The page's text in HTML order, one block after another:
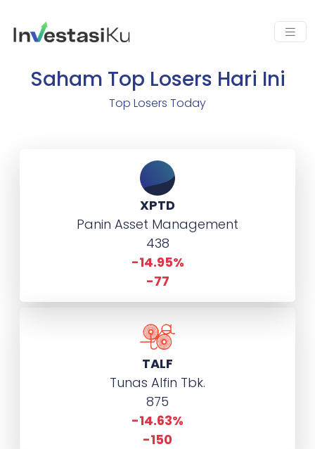
Saham Top Losers Hari Ini
Top Losers Today
XPTD
Panin Asset Management
438
-14.95%
-77
TALF
Tunas Alfin Tbk.
875
-14.63%
-150